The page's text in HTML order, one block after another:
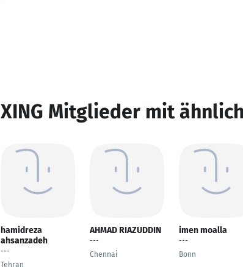
XING Mitglieder mit
hamidreza
ahsanzadeh
---
Tehran
AHMAD RIAZUDDIN
---
Chennai
imen moalla
---
Bonn